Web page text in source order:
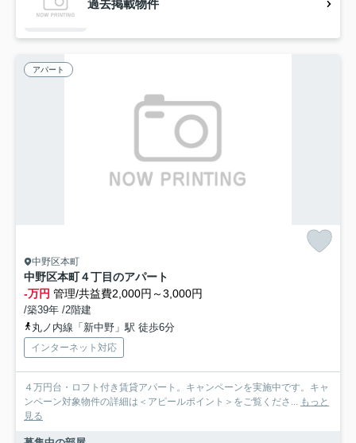
過去掲載物件
アパート
中野区本町
中野区本町４丁目のアパート
-万円 管理/共益費2,000円～3,000円
/築39年 /2階建
丸ノ内線「新中野」駅 徒歩6分
インターネット対応
４万円台・ロフト付き賃貸アパート。キャンペーンを実施中です。キャ
ンペーン対象物件の詳細は＜アピールポイント＞をご覧くださ...
もっと
見る